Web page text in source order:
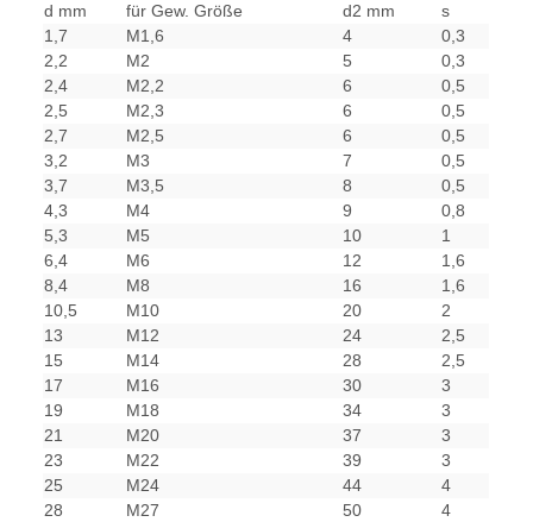
d mm
für Gew. Größe d2 mm
s
1,7
M1,6 4
0,3
2,2
M2 5
0,3
2,4
M2,2 6
0,5
2,5
M2,3 6
0,5
2,7
M2,5 6
0,5
3,2
M3 7
0,5
3,7
M3,5 8
0,5
4,3
M4 9
0,8
5,3
M5 10
1
6,4
M6 12
1,6
8,4
M8 16
1,6
10,5
M10 20
2
13
M12 24
2,5
15
M14 28
2,5
17
M16 30
3
19
M18 34
3
21
M20 37
3
23
M22 39
3
25
M24 44
4
28
M27 50
4